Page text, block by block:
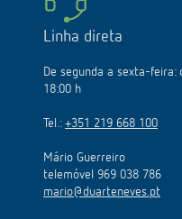
Linha direta
De segunda a sexta-feira:
18:00 h
Tel.: +351 219 668 100
Mário Guerreiro
telemóvel 969 038 786
mario@duarteneves.pt